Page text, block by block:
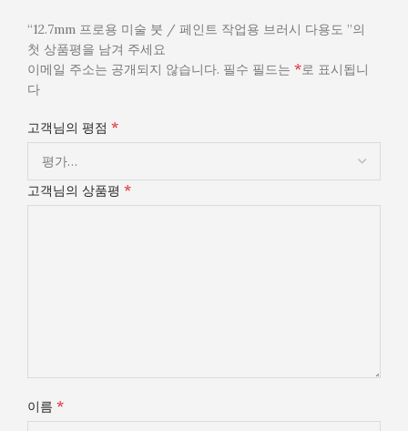
“12.7mm 프로용 미술 붓 / 페인트 작업용 브러시 다용도 ”의
첫 상품평을 남겨 주세요
이메일 주소는 공개되지 않습니다. 필수 필드는 *로 표시됩니
다
고객님의 평점 *
고객님의 상품평 *
이름 *